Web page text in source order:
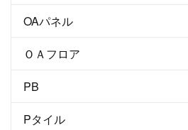
OAパネル
ＯＡフロア
PB
Pタイル